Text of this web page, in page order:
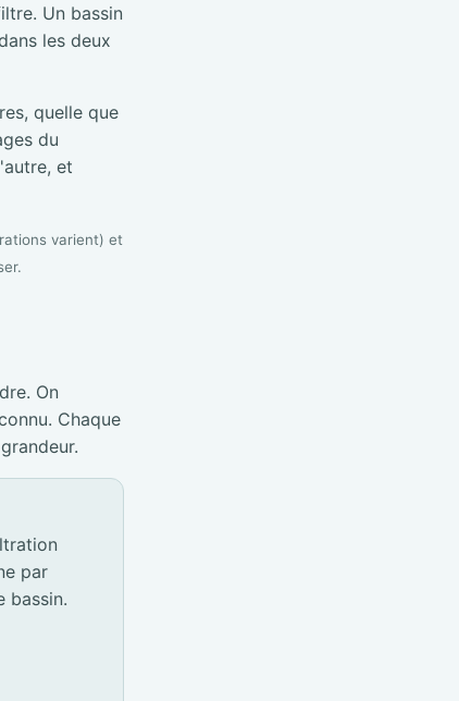
Un bassin
les deux
quelle que
du
et
varient) et
On
Chaque
par
bassin.